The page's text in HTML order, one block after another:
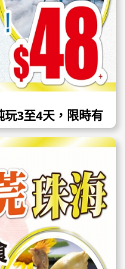
3至4天，限時有
$48+